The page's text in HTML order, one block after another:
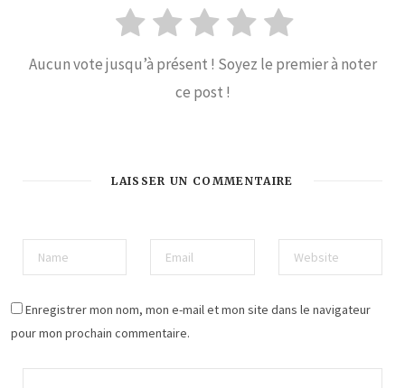
Aucun vote jusqu’à présent ! Soyez le premier à noter
ce post !
LAISSER UN COMMENTAIRE
Enregistrer mon nom, mon e-mail et mon site dans le navigateur
pour mon prochain commentaire.